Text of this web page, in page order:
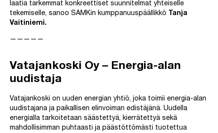
laatia tarkemmat konkreettiset suunnitelmat yhteiselle
tekemiselle, sanoo SAMKin kumppanuuspäällikkö Tanja
Vaitiniemi.
—————
Vatajankoski Oy – Energia-alan
uudistaja
Vatajankoski on uuden energian yhtiö, joka toimii energia-alan
uudistajana ja paikallisen elinvoiman edistäjänä. Uudella
energialla tarkoitetaan säästettyä, kierrätettyä sekä
mahdollisimman puhtaasti ja päästöttömästi tuotettua